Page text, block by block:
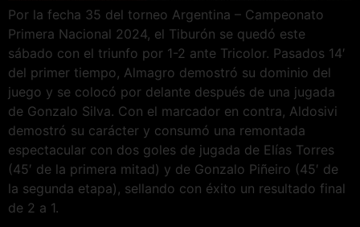
Por la fecha 35 del torneo Argentina – Campeonato
Primera Nacional 2024, el Tiburón se quedó este
sábado con el triunfo por 1-2 ante Tricolor. Pasados 14′
del primer tiempo, Almagro demostró su dominio del
juego y se colocó por delante después de una jugada
de Gonzalo Silva. Con el marcador en contra, Aldosivi
demostró su carácter y consumó una remontada
espectacular con dos goles de jugada de Elías Torres
(45′ de la primera mitad) y de Gonzalo Piñeiro (45′ de
la segunda etapa), sellando con éxito un resultado final
de 2 a 1.